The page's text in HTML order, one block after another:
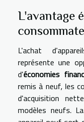
L'avantage
L'achat
représente une
d'économies
remis à neuf, les
d'acquisition
modèles neufs. La